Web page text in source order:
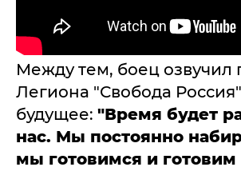
Между тем, боец озвучил
Легиона "Свобода
будущее: "Время будет
нас. Мы постоянно
мы готовимся и